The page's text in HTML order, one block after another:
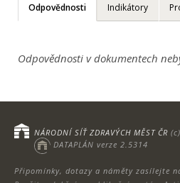
Odpovědnosti Indikátory
Odpovědnosti v dokumentech
Připomínky, dotazy a náměty zasílejte
NÁRODNÍ SÍŤ ZDRAVÝCH MĚST ČR
DATAPLÁN verze 2.5314